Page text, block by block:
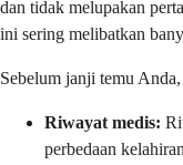
dan tidak melupakan
ini sering melibatkan
Sebelum janji temu
Riwayat medis:
perbedaan